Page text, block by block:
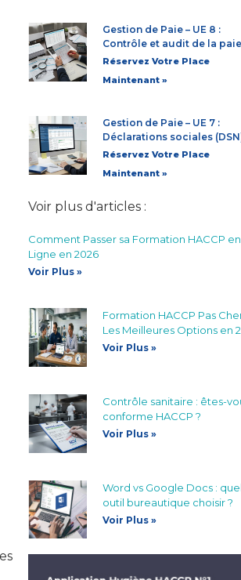
Gestion de Paie – UE 8 :
Contrôle et audit de la paie
Réservez Votre Place
Maintenant »
Gestion de Paie – UE 7 :
Déclarations sociales
Réservez Votre Place
Maintenant »
Voir plus d'articles :
Comment Passer sa Formation HACCP en
Ligne en 2026
Voir Plus »
Formation HACCP Pas
Les Meilleures Options en
Voir Plus »
Contrôle sanitaire : êtes-
conforme HACCP ?
Voir Plus »
Word vs Google Docs : quel
outil bureautique choisir ?
Voir Plus »